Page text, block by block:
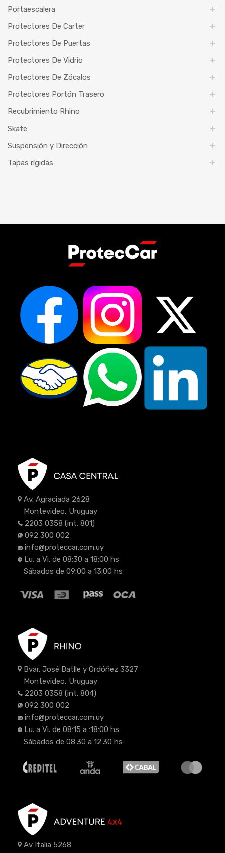
Portaescalera
Protectores De Carter
Protectores De Puertas
Protectores De Vidrio
Protectores De Zócalos
Protectores Portón Trasero
Recubrimiento Rhino
Skate
Suspensión y Dirección
Tapas rígidas
Av. Agraciada 2628
Montevideo, Uruguay
2203 0358 (int. 801)
092 300 002
info@proteccar.com.uy
Lu. a Vi. de 08:30 a 18:00 hs
Sábados de 09:00 a 13:00 hs
Bvar. José Batlle y Ordóñez 3327
Montevideo, Uruguay
2203 0358 (int. 804)
092 300 002
info@proteccar.com.uy
Lu. a Vi. de 08:15 a :18:00 hs
Sábados de 08:30 a 12:30 hs
Av Italia 5268